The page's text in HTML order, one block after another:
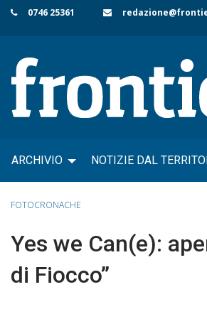
Skip
content
0746 25361
ARCHIVIO NOTIZIE DAL
FOTOCRONACHE
Yes we Can(e):
di Fiocco”